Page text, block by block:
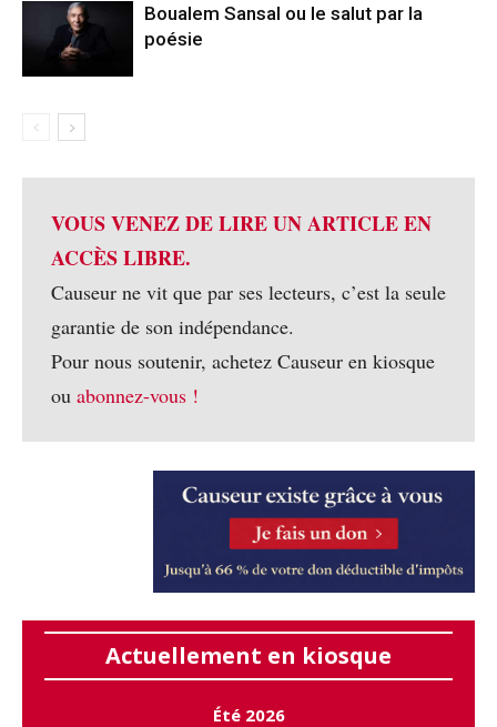
Boualem Sansal ou le salut par la
poésie
VOUS VENEZ DE LIRE UN ARTICLE EN
ACCÈS LIBRE.
Causeur ne vit que par ses lecteurs, c’est la seule
garantie de son indépendance.
Pour nous soutenir, achetez Causeur en kiosque
ou abonnez-vous !
Actuellement en kiosque
Été 2026